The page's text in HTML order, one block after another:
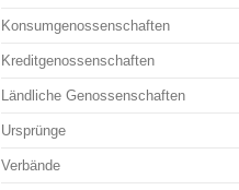
Konsumgenossenschaften
Kreditgenossenschaften
Ländliche Genossenschaften
Ursprünge
Verbände